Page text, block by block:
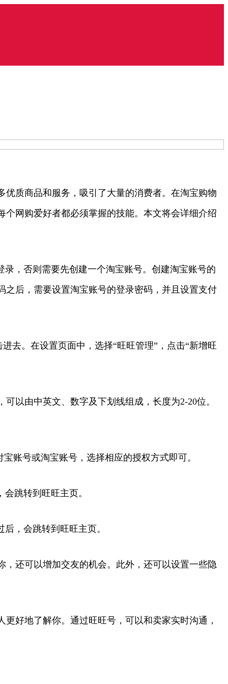
质商品和服务，吸引了大量的消费者。在淘宝购物
网购爱好者都必须掌握的技能。本文将会详细介绍
，否则需要先创建一个淘宝账号。创建淘宝账号的
后，需要设置淘宝账号的登录密码，并且设置支付
去。在设置页面中，选择“旺旺管理”，点击“新增旺
以由中英文、数字及下划线组成，长度为2-20位。
账号或淘宝账号，选择相应的授权方式即可。
跳转到旺旺主页。
，会跳转到旺旺主页。
还可以增加交友的机会。此外，还可以设置一些隐
好地了解你。通过旺旺号，可以和卖家实时沟通，